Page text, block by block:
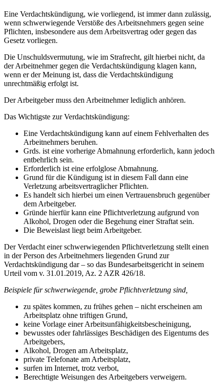
Eine Verdachtskündigung, wie vorliegend, ist immer dann zulässig,
wenn schwerwiegende Verstöße des Arbeitsnehmers gegen seine
Pflichten, insbesondere aus dem Arbeitsvertrag oder gegen das
Gesetz vorliegen.
Die Unschuldsvermutung, wie im Strafrecht, gilt hierbei nicht, da
der Arbeitnehmer gegen die Verdachtskündigung klagen kann,
wenn er der Meinung ist, dass die Verdachtskündigung
unrechtmäßig erfolgt ist.
Der Arbeitgeber muss den Arbeitnehmer lediglich anhören.
Das Wichtigste zur Verdachtskündigung:
Eine Verdachtskündigung kann auf einem Fehlverhalten des
Arbeitnehmers beruhen.
Grds. ist eine vorherige Abmahnung erforderlich, kann jedoch
entbehrlich sein.
Erforderlich ist eine erfolglose Abmahnung.
Grund für die Kündigung ist in diesem Fall dann eine
Verletzung arbeitsvertraglicher Pflichten.
Es handelt sich hierbei um einen Vertrauensbruch gegenüber
dem Arbeitgeber.
Gründe hierfür kann eine Pflichtverletzung aufgrund von
Alkohol, Drogen oder die Begehung einer Straftat sein.
Die Beweislast liegt beim Arbeitgeber.
Der Verdacht einer schwerwiegenden Pflichtverletzung stellt einen
in der Person des Arbeitnehmers liegenden Grund zur
Verdachtskündigung dar – so das Bundesarbeitsgericht in seinem
Urteil vom v. 31.01.2019, Az. 2 AZR 426/18.
Beispiele für schwerwiegende, grobe Pflichtverletzung sind,
zu spätes kommen, zu frühes gehen – nicht erscheinen am
Arbeitsplatz ohne triftigen Grund,
keine Vorlage einer Arbeitsunfähigkeitsbescheinigung,
bewusstes oder fahrlässiges Beschädigen des Eigentums des
Arbeitgebers,
Alkohol, Drogen am Arbeitsplatz,
private Telefonate am Arbeitsplatz,
surfen im Internet, trotz verbot,
Berechtigte Weisungen des Arbeitgebers verweigern.